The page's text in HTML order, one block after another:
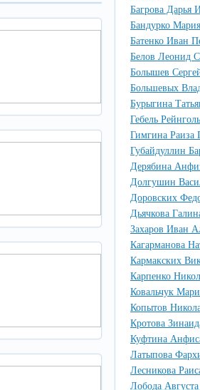
Багрова Дарья
Бандурко
Батенко Иван
Белов Леонид
Болышев
Большевых
Бурыгина
Гебель
Гимгина Раиза
Губайдуллин
Дерябина
Долгушин
Доровских
Дьячкова
Захаров Иван
Кагарманова
Кармакских
Карпенко
Ковальчук
Копытов
Кротова
Куфтина
Латыпова
Лесникова
Лобода